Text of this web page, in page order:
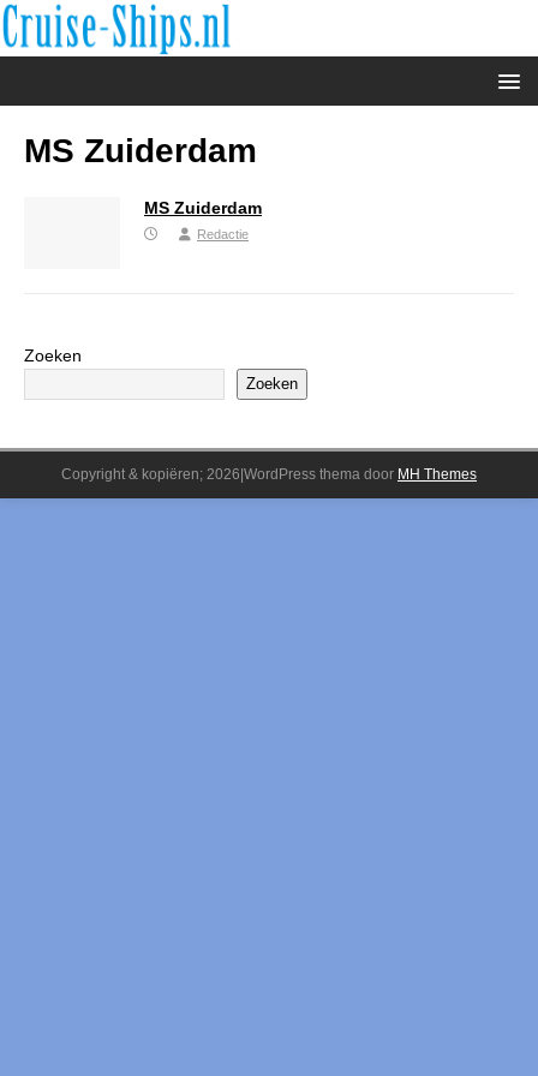
MS Zuiderdam
MS Zuiderdam
Redactie
Zoeken
Zoeken
Copyright & kopiëren; 2026|WordPress thema door MH Themes